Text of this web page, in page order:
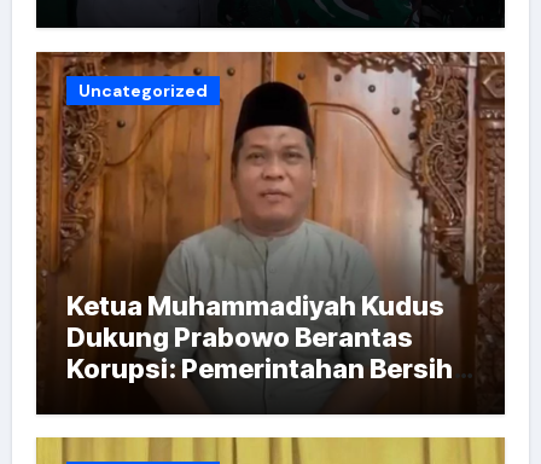
Uncategorized
Ketua Muhammadiyah Kudus
Dukung Prabowo Berantas
Korupsi: Pemerintahan Bersih